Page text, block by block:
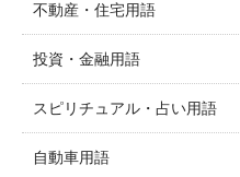
不動産・住宅用語
投資・金融用語
スピリチュアル・占い用語
自動車用語